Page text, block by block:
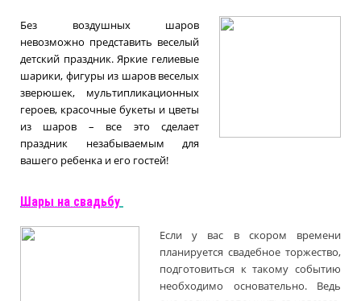
Без воздушных шаров
невозможно представить веселый
детский праздник. Яркие гелиевые
шарики, фигуры из шаров веселых
зверюшек, мультипликационных
героев, красочные букеты и цветы
из шаров – все это сделает
праздник незабываемым для
вашего ребенка и его гостей!
Шары на свадьбу
Если у вас в скором времени
планируется свадебное торжество,
подготовиться к такому событию
необходимо основательно. Ведь